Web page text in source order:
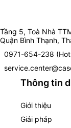
Tầng 5, Toà Nhà
Quận Bình Thạnh,
0971-654-238
Thông tin
Giới thiệu
Giải pháp